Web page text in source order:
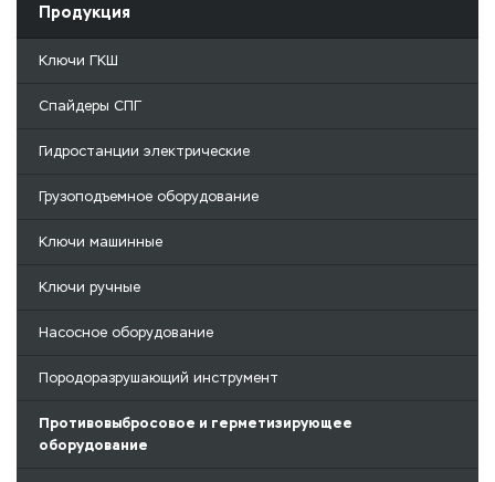
Продукция
Ключи ГКШ
Спайдеры СПГ
Гидростанции электрические
Грузоподъемное оборудование
Ключи машинные
Ключи ручные
Насосное оборудование
Породоразрушающий инструмент
Противовыбросовое и герметизирующее
оборудование